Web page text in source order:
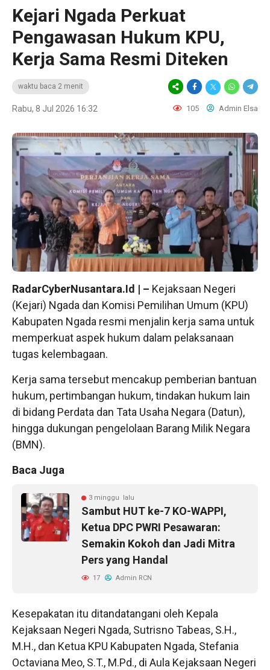
Kejari Ngada Perkuat
Pengawasan Hukum KPU,
Kerja Sama Resmi Diteken
waktu baca 2 menit
Rabu, 8 Jul 2026 16:32 105 Admin Elsa
RadarCyberNusantara.Id | – Kejaksaan Negeri
(Kejari) Ngada dan Komisi Pemilihan Umum (KPU)
Kabupaten Ngada resmi menjalin kerja sama untuk
memperkuat aspek hukum dalam pelaksanaan
tugas kelembagaan.
Kerja sama tersebut mencakup pemberian bantuan
hukum, pertimbangan hukum, tindakan hukum lain
di bidang Perdata dan Tata Usaha Negara (Datun),
hingga dukungan pengelolaan Barang Milik Negara
(BMN).
Baca Juga
3 minggu lalu
Sambut HUT ke-7 KO-WAPPI,
Ketua DPC PWRI Pesawaran:
Semakin Kokoh dan Jadi Mitra
Pers yang Handal
17 Admin RCN
Kesepakatan itu ditandatangani oleh Kepala
Kejaksaan Negeri Ngada, Sutrisno Tabeas, S.H.,
M.H., dan Ketua KPU Kabupaten Ngada, Stefania
Octaviana Meo, S.T., M.Pd., di Aula Kejaksaan Negeri